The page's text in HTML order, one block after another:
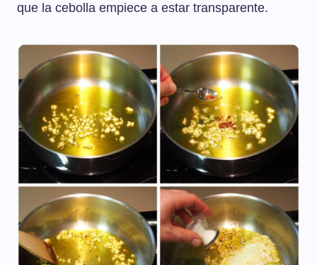
que la cebolla empiece a estar transparente.